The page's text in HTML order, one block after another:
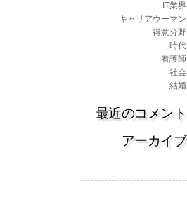
IT業界
キャリアウーマン
得意分野
時代
看護師
社会
結婚
最近のコメント
アーカイブ